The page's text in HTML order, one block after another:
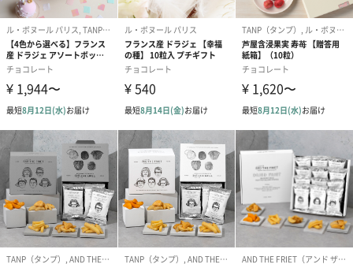
製造国
日本
配送方法（常
温・冷凍・冷
蔵）
常温
商品オプション情報
お届けボックスオプション
配送用のダンボールを装飾いたします。お相手のご住所に直接お
送りする際に人気のオプションです。お相手に直接手渡しする場
合は、紙袋との併用もおすすめです。